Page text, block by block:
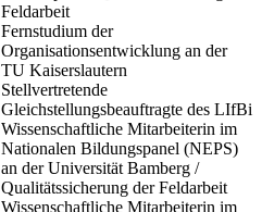
Feldarbeit
Fernstudium der
Organisationsentwicklung an der
TU Kaiserslautern
Stellvertretende
Gleichstellungsbeauftragte des LIfBi
Wissenschaftliche Mitarbeiterin im
Nationalen Bildungspanel (NEPS)
an der Universität Bamberg /
Qualitätssicherung der Feldarbeit
Wissenschaftliche Mitarbeiterin im